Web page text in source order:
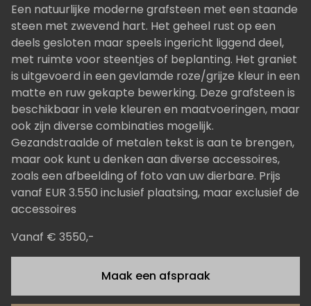
Een natuurlijke moderne grafsteen met een staande
steen met zwevend hart. Het geheel rust op een
deels gesloten maar speels ingericht liggend deel,
met ruimte voor steentjes of beplanting. Het graniet
is uitgevoerd in een gevlamde roze/grijze kleur in een
matte en ruw gekapte bewerking. Deze grafsteen is
beschikbaar in vele kleuren en maatvoeringen, maar
ook zijn diverse combinaties mogelijk.
Gezandstraalde of metalen tekst is aan te brengen,
maar ook kunt u denken aan diverse accessoires,
zoals een afbeelding of foto van uw dierbare. Prijs
vanaf EUR 3.550 inclusief plaatsing, maar exclusief de
accessoires
Vanaf € 3550,-
Maak een afspraak